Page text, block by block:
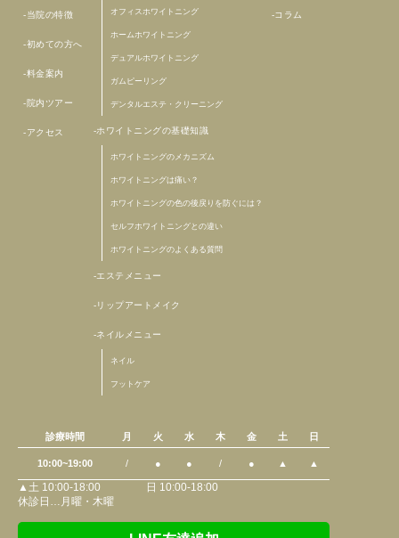
当院の特徴
初めての方へ
料金案内
院内ツアー
アクセス
オフィスホワイトニング
ホームホワイトニング
デュアルホワイトニング
ガムピーリング
デンタルエステ・クリーニング
ホワイトニングの基礎知識
ホワイトニングのメカニズム
ホワイトニングは痛い？
ホワイトニングの色の後戻りを防ぐには？
セルフホワイトニングとの違い
ホワイトニングのよくある質問
エステメニュー
リップアートメイク
ネイルメニュー
ネイル
フットケア
コラム
診療時間 月 火 水 木 金 土 日
10:00~19:00 / ● ● / ● ▲ ▲
▲土 10:00-18:00 日 10:00-18:00
休診日…月曜・木曜